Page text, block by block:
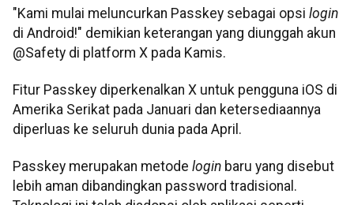
"Kami mulai meluncurkan Passkey sebagai opsi login
di Android!" demikian keterangan yang diunggah akun
@Safety di platform X pada Kamis.
Fitur Passkey diperkenalkan X untuk pengguna iOS di
Amerika Serikat pada Januari dan ketersediaannya
diperluas ke seluruh dunia pada April.
Passkey merupakan metode login baru yang disebut
lebih aman dibandingkan password tradisional.